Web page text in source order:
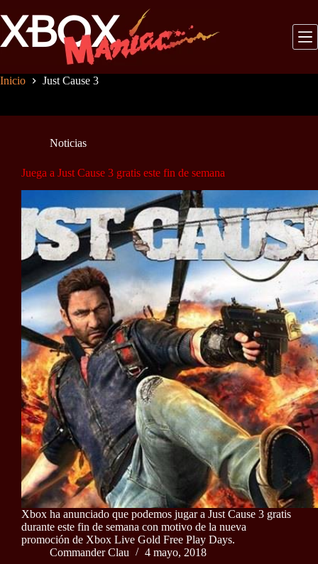
al
contenido
Inicio Just Cause 3
Noticias
Juega a Just Cause 3 gratis este fin de semana
Xbox ha anunciado que podemos jugar a Just Cause 3 gratis
durante este fin de semana con motivo de la nueva
promoción de Xbox Live Gold Free Play Days.
Commander Clau
4 mayo, 2018